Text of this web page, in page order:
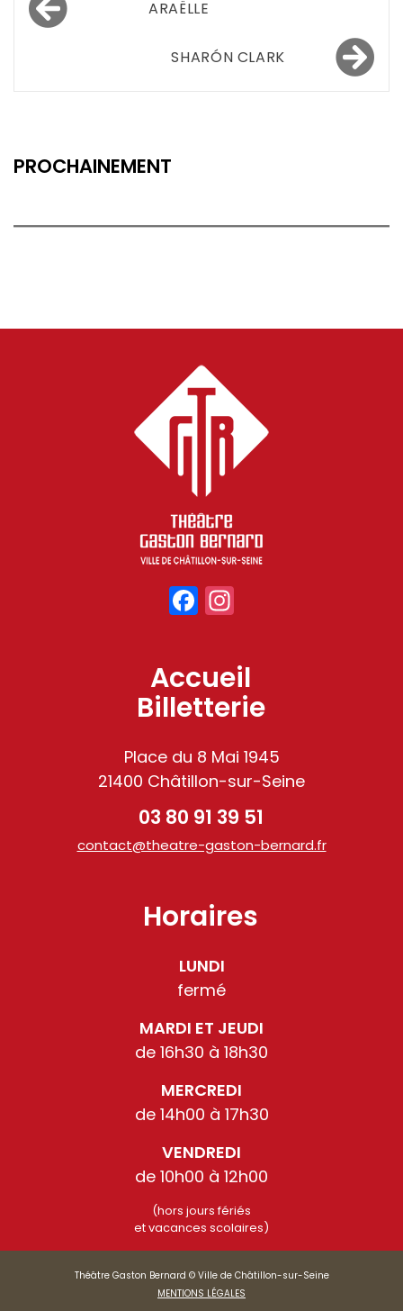
de
ARAËLLE
SHARÓN CLARK
PROCHAINEMENT
Facebook
Accueil
Billetterie
Place du 8 Mai 1945
21400 Châtillon-sur-Seine
03 80 91 39 51
contact@theatre-gaston-bernard.fr
Horaires
LUNDI
fermé
MARDI ET JEUDI
de 16h30 à 18h30
MERCREDI
de 14h00 à 17h30
VENDREDI
de 10h00 à 12h00
(hors jours fériés
et vacances scolaires)
Théâtre Gaston Bernard © Ville de Châtillon-sur-Seine
MENTIONS LÉGALES